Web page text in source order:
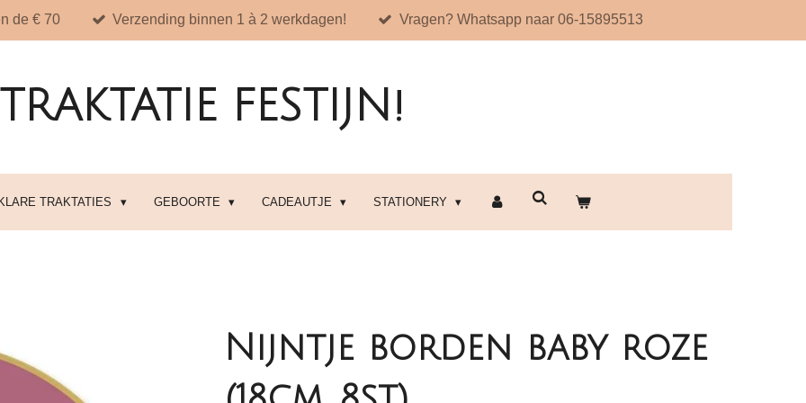
de € 70 Verzending binnen 1 à 2 werkdagen! Vragen? Whatsapp naar 06-15895513
TRAKTATIE FESTIJN!
TRAKTATIES GEBOORTE CADEAUTJE STATIONERY
Nijntje borden baby roze